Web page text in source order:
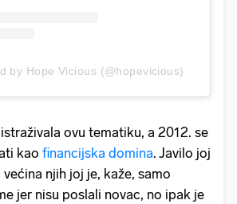
by Hope Vicious (@hopevicious)
ovu tematiku, a 2012. se
kao financijska domina. Javilo joj
njih joj je, kaže, samo
jer nisu poslali novac, no ipak je